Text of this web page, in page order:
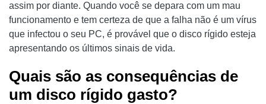
assim por diante. Quando você se depara com um mau
funcionamento e tem certeza de que a falha não é um vírus
que infectou o seu PC, é provável que o disco rígido esteja
apresentando os últimos sinais de vida.
Quais são as consequências de
um disco rígido gasto?